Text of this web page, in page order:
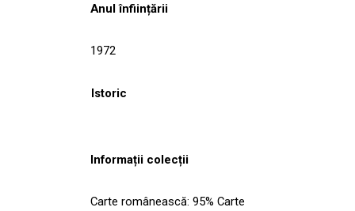
Anul înființării
1972
Istoric
Informații colecții
Carte românească: 95% Carte